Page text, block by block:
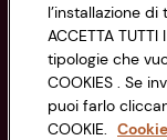
l’installazione
ACCETTA
tipologie che
COOKIES . Se
puoi farlo
COOKIE.